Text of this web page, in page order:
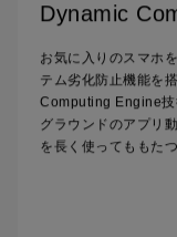
Dynamic
お気に入りのスマホ
テム劣化防止機能を
Computing Engine技
グラウンドのアプリ
を長く使ってももた